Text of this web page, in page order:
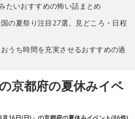
たいおすすめの怖い話まとめ
国の夏祭り注目27選。見どころ・日程
おうち時間を充実させるおすすめの過
京都府の夏休みイベ